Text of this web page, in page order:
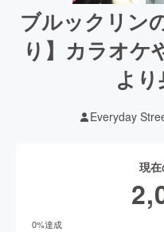
ブルックリン
り】カラオケ
より
Everyday
現
0%達成